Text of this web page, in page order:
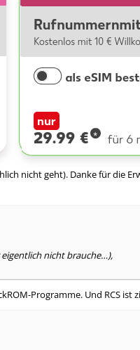
nicht geht). Danke für die
eigentlich nicht brauche…),
Programme. Und RCS ist